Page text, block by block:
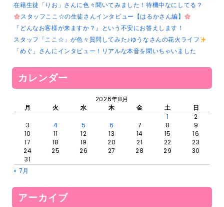
在籍生徒「りお」さんに色々聞いてみました！待機中なにしてる？
スタッフここ☆の生徒さんインタビュー【はるかさん編】
『どんなお客様が来ますか？』という不安にお答えします！
スタッフ「ここ☆」が色々質問してみた♪ゆうなさんの花火ライフ
「めぐ」さんにインタビュー！リアルな本音を聞いちゃいました
カレンダー
2026年8月
月
火 水 木 金 土
日
1
2
3
4 5 6 7 8
9
10
11 12 13 14 15
16
17
18 19 20 21 22
23
24
25 26 27 28 29
30
31
« 7月
アーカイブ